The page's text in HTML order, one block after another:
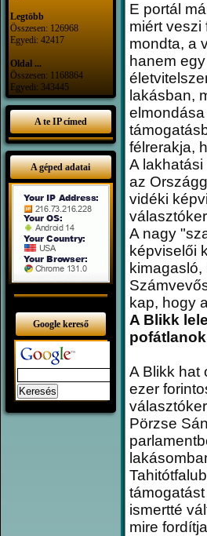
Legtöbb
Összesen: 126968
Egyedi: 42417
Oldal ...
Összesen: 1168864
Egyedi: 343445
A te IP címed
A géped adatai
Google kereső
E portál
miért veszi
mondta, a
hanem
lakásban,
félrerakja,
A
az
vidéki
A nagy
képviselői
kap, hogy
A Blikk
pofátlanok
A Blikk hat
ezer
Pörzse
ismertté
mire